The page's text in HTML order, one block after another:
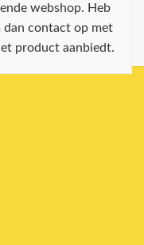
webshop. Heb
dan contact op met
product aanbiedt.